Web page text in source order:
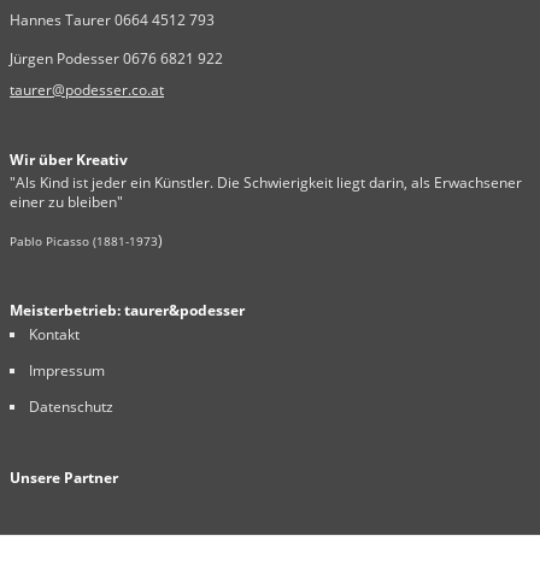
Hannes Taurer 0664 4512 793
Jürgen Podesser 0676 6821 922
taurer@podesser.co.at
Wir über Kreativ
"Als Kind ist jeder ein Künstler. Die Schwierigkeit liegt darin, als Erwachsener
einer zu bleiben"
Pablo Picasso (1881-1973)
Meisterbetrieb: taurer&podesser
Kontakt
Impressum
Datenschutz
Unsere Partner